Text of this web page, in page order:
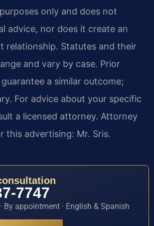
only and does not
advice, nor does it create an
relationship. Statutes and their
and vary by case. Prior
a similar outcome;
For advice about your specific
a licensed attorney. Attorney
this advertising: Mr. Sris.
7747
By appointment · English & Spanish